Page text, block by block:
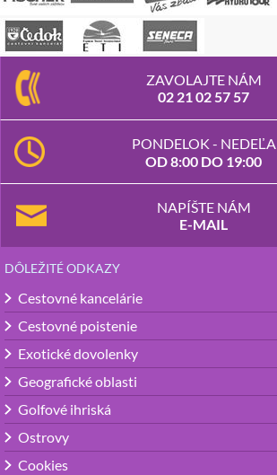
ZAVOLAJTE NÁM
02 21 02 57 57
PONDELOK - NEDEĽA
OD 8:00 DO 19:00
NAPÍŠTE NÁM
E-MAIL
DÔLEŽITÉ ODKAZY
Cestovné kancelárie
Cestovné poistenie
Exotické dovolenky
Geografické oblasti
Golfové ihriská
Ostrovy
Cookies